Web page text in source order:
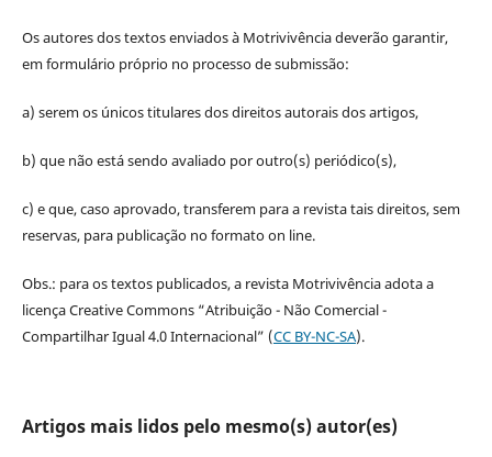
Os autores dos textos enviados à Motrivivência deverão garantir,
em formulário próprio no processo de submissão:
a) serem os únicos titulares dos direitos autorais dos artigos,
b) que não está sendo avaliado por outro(s) periódico(s),
c) e que, caso aprovado, transferem para a revista tais direitos, sem
reservas, para publicação no formato on line.
Obs.: para os textos publicados, a revista Motrivivência adota a
licença Creative Commons “Atribuição - Não Comercial -
Compartilhar Igual 4.0 Internacional” (CC BY-NC-SA).
Artigos mais lidos pelo mesmo(s) autor(es)